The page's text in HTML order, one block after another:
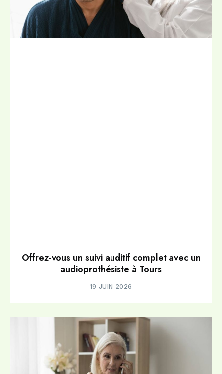
Offrez-vous un suivi auditif complet avec un
audioprothésiste à Tours
19 JUIN 2026